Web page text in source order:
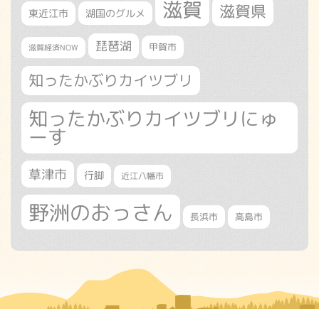
東近江市 湖国のグルメ 滋賀 滋賀県
滋賀経済NOW 琵琶湖 甲賀市
知ったかぶりカイツブリ
知ったかぶりカイツブリにゅ
ーす
草津市 行脚 近江八幡市
野洲のおっさん 長浜市 高島市